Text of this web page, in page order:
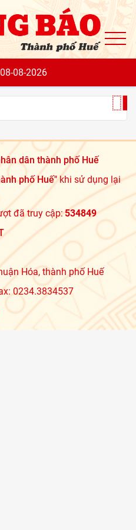
08-2026
dân thành phố Huế
phố Huế"khi sử dụng lại
đã truy cập:534849
Hóa, thành phố Huế
0234.3834537